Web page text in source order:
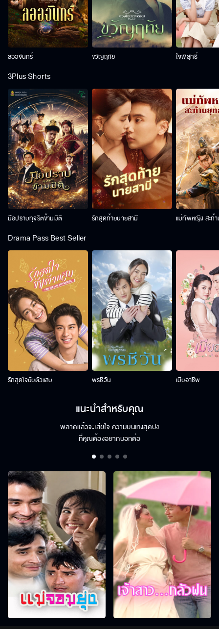
ลออจันทร์ ขวัญฤทัย ใจพิสุทธิ์
3Plus Shorts
มือปราบทุจริตข้ามมิติ รักสุดท้ายนายสามี แม่ทัพหญิง สะท้
Drama Pass Best Seller
รักสุดใจยัยตัวแสบ พรชีวัน เมียอาชีพ
แนะนำสำหรับคุณ
พลาดแล้วจะเสียใจ ความบันเทิงสุดปัง
ที่คุณต้องอยากบอกต่อ